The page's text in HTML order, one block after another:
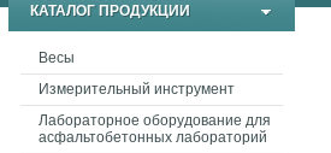
КАТАЛОГ ПРОДУКЦИИ
Весы
Измерительный инструмент
Лабораторное оборудование для
асфальтобетонных лабораторий